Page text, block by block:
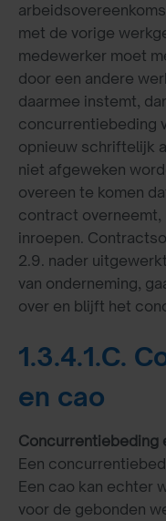
met de vorige
medewerker moet
door een andere
daarmee instemt,
concurrentiebeding
opnieuw schriftelijk
niet afgeweken
overeen te komen
contract
inroepen.
2.9. nader uitgewerkt
van onderneming,
over en blijft het
1.3.4.1.C.
en cao
Concurrentiebeding
Een
Een cao kan echter
voor de gebonden